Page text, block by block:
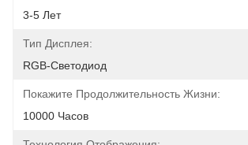
3-5 Лет
Тип Дисплея:
RGB-Светодиод
Покажите Продолжительность Жизни:
10000 Часов